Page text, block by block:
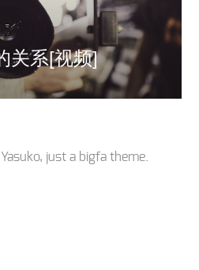
关系[视频]
Yasuko, just a bigfa theme.